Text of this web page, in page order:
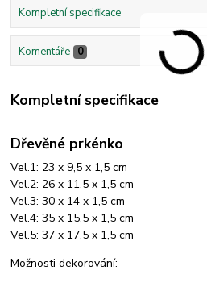
Kompletní specifikace
Komentáře 0
Kompletní specifikace
Dřevěné prkénko
Vel.1: 23 x 9,5 x 1,5 cm
Vel.2: 26 x 11,5 x 1,5 cm
Vel.3: 30 x 14 x 1,5 cm
Vel.4: 35 x 15,5 x 1,5 cm
Vel.5: 37 x 17,5 x 1,5 cm
Možnosti dekorování: